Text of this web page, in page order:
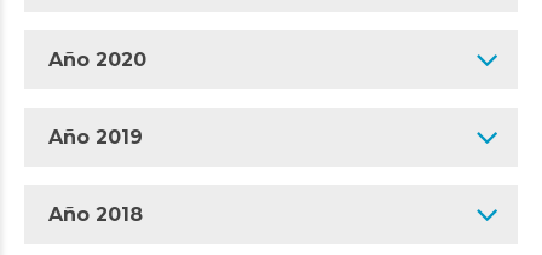
Año 2020
Año 2019
Año 2018